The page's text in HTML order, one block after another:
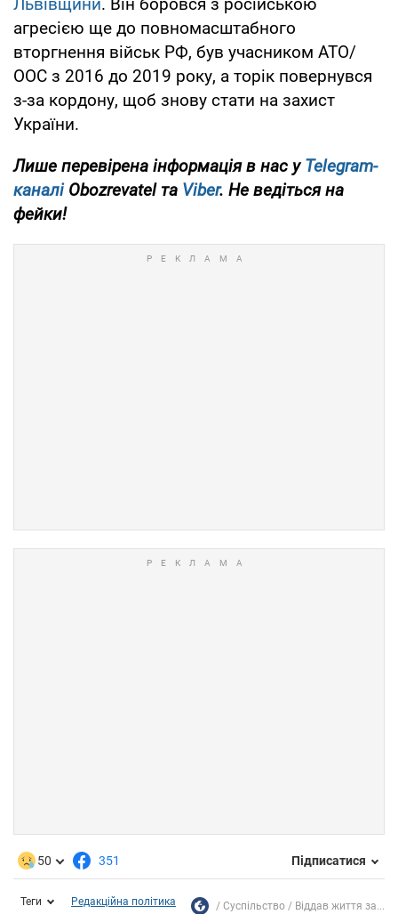
агресією ще до повномасштабного
вторгнення військ РФ, був учасником АТО/
ООС з 2016 до 2019 року, а торік повернувся
з-за кордону, щоб знову стати на захист
України.
Лише перевірена інформація в нас уTelegram-
каналіObozrevatel та Viber. Не ведіться на
фейки!
50 351 Підписатися
Теги Редакційна політика Суспільство Віддав життя за...